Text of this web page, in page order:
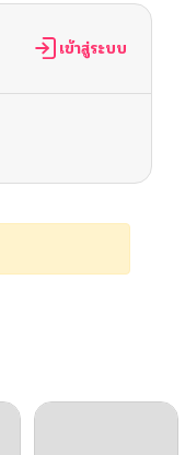
06/30/2026
06/30/2026
เข้าสู่ระบบ